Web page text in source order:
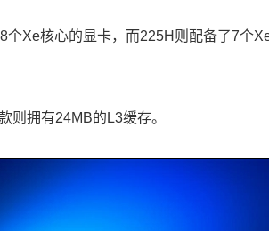
Xe核心的显卡，而225H则配备了7个
则拥有24MB的L3缓存。